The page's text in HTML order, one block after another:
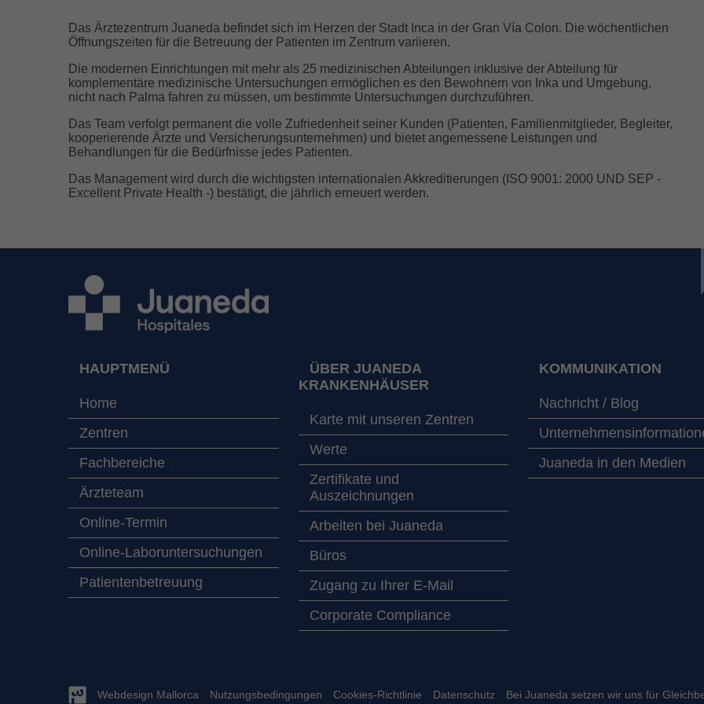
Das Ärztezentrum Juaneda befindet sich im Herzen der Stadt Inca in der Gran Vía Colon. Die wöchentlichen
Öffnungszeiten für die Betreuung der Patienten im Zentrum variieren.
Die modernen Einrichtungen mit mehr als 25 medizinischen Abteilungen inklusive der Abteilung für
komplementäre medizinische Untersuchungen ermöglichen es den Bewohnern von Inka und Umgebung,
nicht nach Palma fahren zu müssen, um bestimmte Untersuchungen durchzuführen.
Das Team verfolgt permanent die volle Zufriedenheit seiner Kunden (Patienten, Familienmitglieder, Begleiter,
kooperierende Ärzte und Versicherungsunternehmen) und bietet angemessene Leistungen und
Behandlungen für die Bedürfnisse jedes Patienten.
Das Management wird durch die wichtigsten internationalen Akkreditierungen (ISO 9001: 2000 UND SEP -
Excellent Private Health -) bestätigt, die jährlich erneuert werden.
HAUPTMENÜ
Home
Zentren
Fachbereiche
Ärzteteam
Online-Termin
Online-Laboruntersuchungen
Patientenbetreuung
ÜBER JUANEDA
KRANKENHÄUSER
Karte mit unseren Zentren
Werte
Zertifikate und
Auszeichnungen
Arbeiten bei Juaneda
Büros
Zugang zu Ihrer E-Mail
Corporate Compliance
KOMMUNIKATION
Nachricht / Blog
Juaneda in den Medien
Webdesign Mallorca Nutzungsbedingungen Cookies-Richtlinie Datenschutz Bei Juaneda setzen wir uns für